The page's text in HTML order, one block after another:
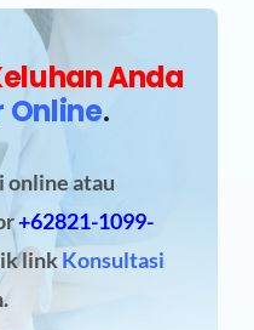
Anda
Online.
online atau
+62821-1099-
linkKonsultasi